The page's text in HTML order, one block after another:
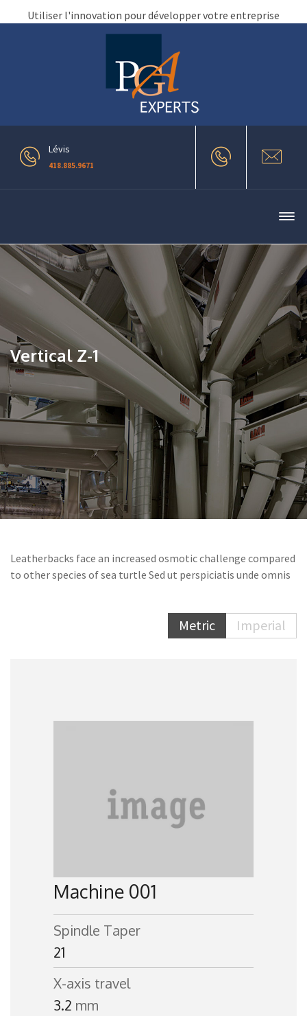
Utiliser l'innovation pour développer votre entreprise
Lévis
418.885.9671
Vertical Z-1
Leatherbacks face an increased osmotic challenge compared
to other species of sea turtle Sed ut perspiciatis unde omnis
Metric Imperial
Machine 001
Spindle Taper
21
X-axis travel
3.2 mm